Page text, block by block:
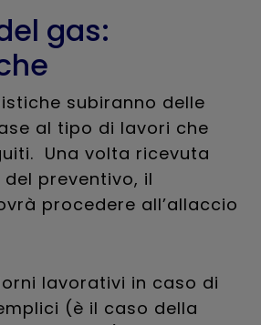
gas:
subiranno delle
al tipo di lavori che
Una volta ricevuta
preventivo, il
procedere all’allaccio
lavorativi in caso di
(è il caso della